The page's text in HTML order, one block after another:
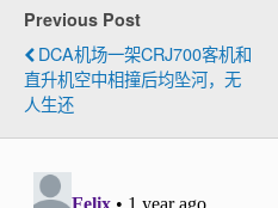
tivatepayovertime
Previous Post
DCA机场一架CRJ700客机和
直升机空中相撞后均坠河，无
人生还